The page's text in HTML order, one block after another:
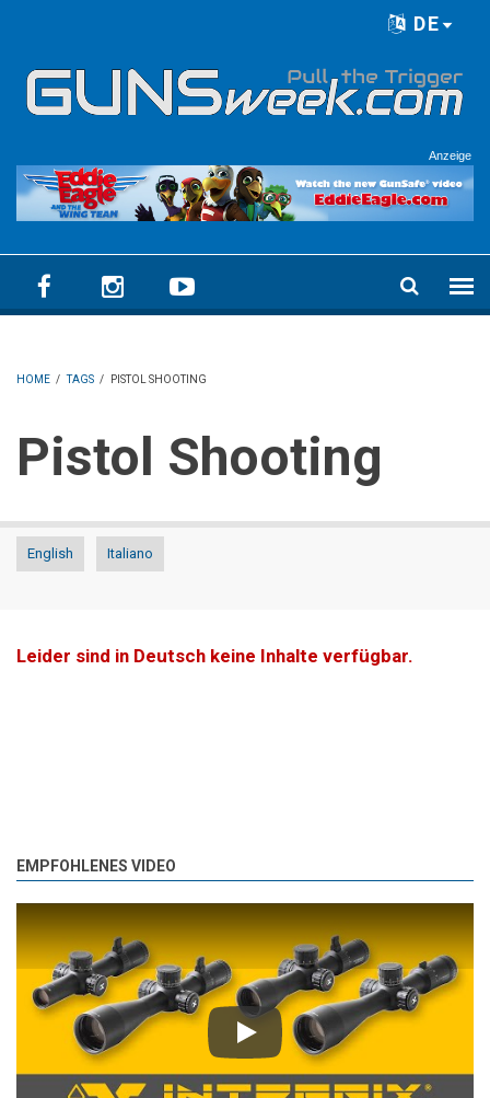
DE
Anzeige
HOME / TAGS / PISTOL SHOOTING
Pistol Shooting
English Italiano
Leider sind in Deutsch keine Inhalte verfügbar.
EMPFOHLENES VIDEO
Play